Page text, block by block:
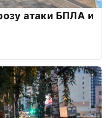
атаки БПЛА и